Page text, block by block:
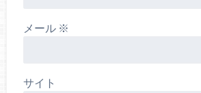
メール ※
サイト